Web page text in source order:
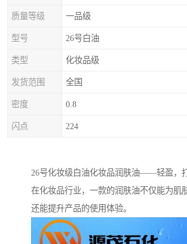
质量等级 一品级
型号 26号白油
类型 化妆品级
发货范围 全国
密度 0.8
闪点 224
26号化妆级白油化妆品润肤油——轻盈，
在化妆品行业，一款的润肤油不仅能为肌
还能提升产品的使用体验。